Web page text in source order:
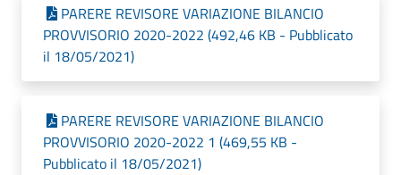
PARERE REVISORE VARIAZIONE BILANCIO
PROVVISORIO 2020-2022 (492,46 KB - Pubblicato
il 18/05/2021)
PARERE REVISORE VARIAZIONE BILANCIO
PROVVISORIO 2020-2022 1 (469,55 KB -
Pubblicato il 18/05/2021)